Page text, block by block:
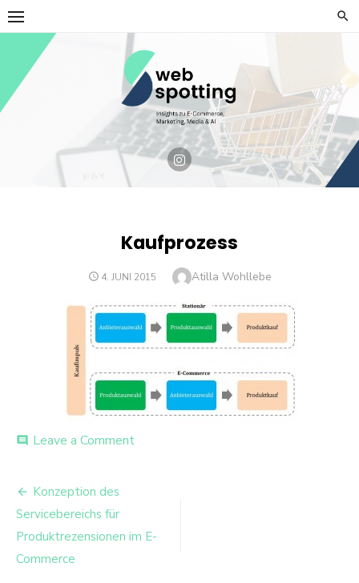
Skip
to
content
Kaufprozess
POSTED
4. JUNI 2015 Author
Atilla Wohllebe
comment Leave a Commenton
Beitrags-
Navigation
Konzeption des
Servicebereichs für
Produktrezensionen im E-
Commerce